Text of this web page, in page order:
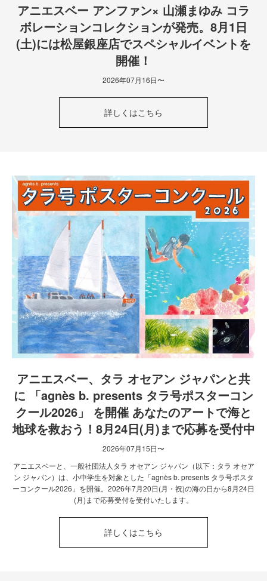
アニエスベー アンファン× 山瀬まゆみ コラ
ボレーションコレクションが発売。8月1日
(土)には松屋銀座店でスペシャルイベントを
開催！
2026年07月16日〜
詳しくはこちら
アニエスベー、タラ オセアン ジャパンと共
に 「agnès b. presents タラ号ポスターコン
クール2026」 を開催 あなたのアートで海と
地球を救おう！8月24日(月)まで応募を受付中
2026年07月15日〜
アニエスベーと、一般社団法人タラ オセアン ジャパン（以下：タラ オセア
ン ジャパン）は、小中学生を対象とした「agnès b. presents タラ号ポスタ
ーコンクール2026」を開催。2026年7月20日(月・祝)の海の日から8月24日
(月)まで応募受付を受付いたします。
詳しくはこちら